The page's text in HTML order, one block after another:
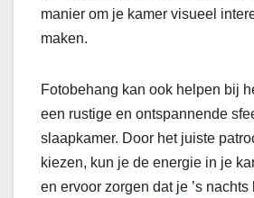
manier om je kamer visueel
maken.
Fotobehang kan ook helpen bij
een rustige en ontspannende
slaapkamer. Door het juiste
kiezen, kun je de energie in je
en ervoor zorgen dat je ’s nachts